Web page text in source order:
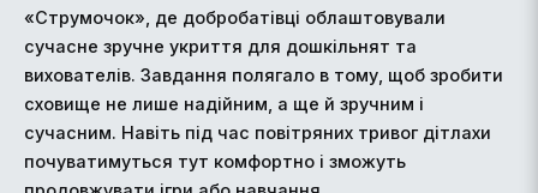
«Струмочок», де добробатівці облаштовували
сучасне зручне укриття для дошкільнят та
вихователів. Завдання полягало в тому, щоб зробити
сховище не лише надійним, а ще й зручним і
сучасним. Навіть під час повітряних тривог дітлахи
почуватимуться тут комфортно і зможуть